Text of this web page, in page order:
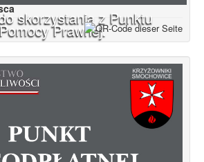
skorzystania z Punktu
Prawnej.